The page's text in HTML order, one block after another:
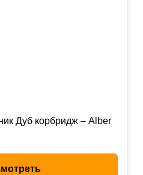
Дуб корбридж – Alber